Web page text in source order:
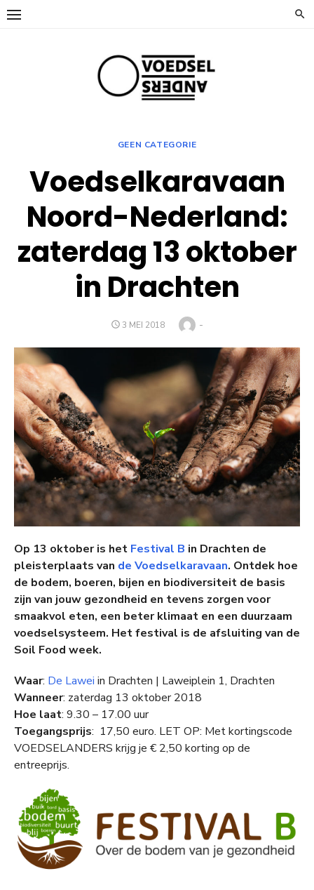
Ga
naar
GEEN CATEGORIE
Voedselkaravaan
Noord-Nederland:
zaterdag 13 oktober
in Drachten
GEPLAATST
3 MEI 2018 Auteur
-
Op 13 oktober is het Festival B in Drachten de
pleisterplaats van de Voedselkaravaan. Ontdek hoe
de bodem, boeren, bijen en biodiversiteit de basis
zijn van jouw gezondheid en tevens zorgen voor
smaakvol eten, een beter klimaat en een duurzaam
voedselsysteem. Het festival is de afsluiting van de
Soil Food week.
Waar: De Lawei in Drachten | Laweiplein 1, Drachten
Wanneer: zaterdag 13 oktober 2018
Hoe laat: 9.30 – 17.00 uur
Toegangsprijs: 17,50 euro. LET OP: Met kortingscode
VOEDSELANDERS krijg je € 2,50 korting op de
entreeprijs.